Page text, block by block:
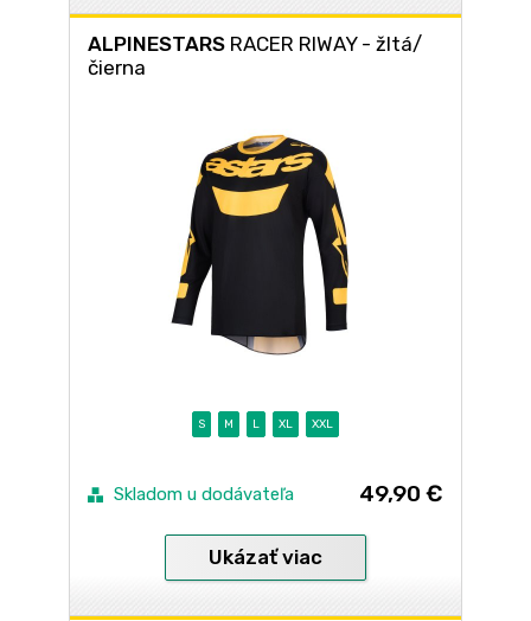
ALPINESTARS RACER RIWAY - žltá/
čierna
S M L XL XXL
Skladom u dodávateľa 49,90 €
Ukázať viac